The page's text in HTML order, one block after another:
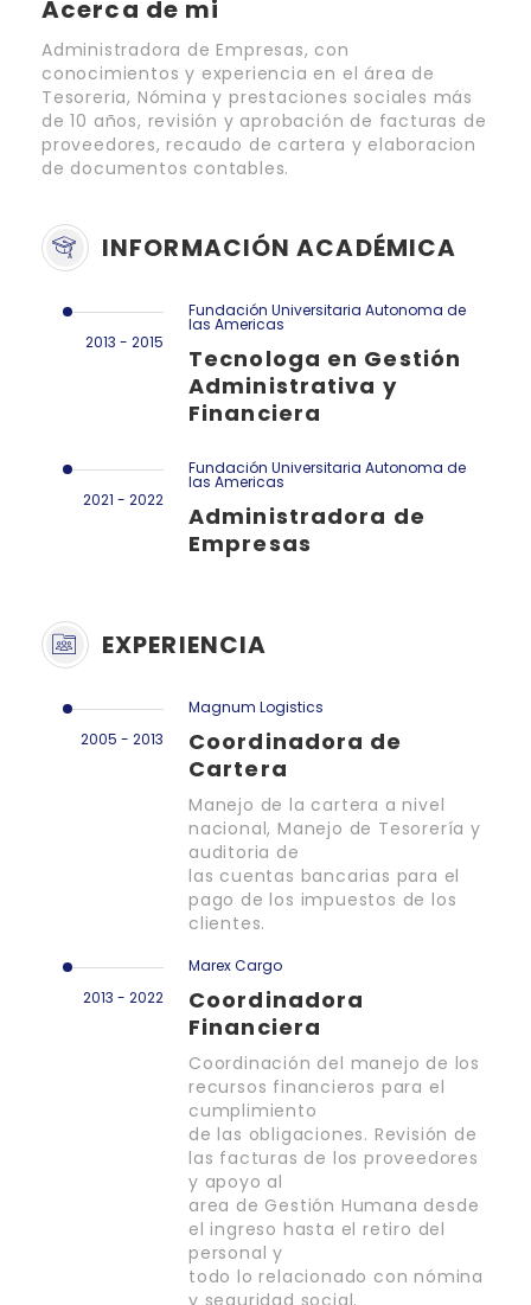
Acerca de mi
Administradora de Empresas, con
conocimientos y experiencia en el área de
Tesoreria, Nómina y prestaciones sociales más
de 10 años, revisión y aprobación de facturas de
proveedores, recaudo de cartera y elaboracion
de documentos contables.
INFORMACIÓN ACADÉMICA
2013 - 2015
Fundación Universitaria Autonoma de
las Americas
Tecnologa en Gestión
Administrativa y
Financiera
2021 - 2022
Fundación Universitaria Autonoma de
las Americas
Administradora de
Empresas
EXPERIENCIA
2005 - 2013
Magnum Logistics
Coordinadora de
Cartera
Manejo de la cartera a nivel
nacional, Manejo de Tesorería y
auditoria de
las cuentas bancarias para el
pago de los impuestos de los
clientes.
2013 - 2022
Marex Cargo
Coordinadora
Financiera
Coordinación del manejo de los
recursos financieros para el
cumplimiento
de las obligaciones. Revisión de
las facturas de los proveedores
y apoyo al
area de Gestión Humana desde
el ingreso hasta el retiro del
personal y
todo lo relacionado con nómina
y seguridad social.